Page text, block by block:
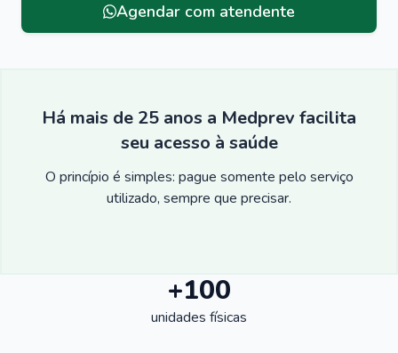
Agendar com atendente
Há mais de 25 anos a Medprev facilita
seu acesso à saúde
O princípio é simples: pague somente pelo serviço
utilizado, sempre que precisar.
+100
unidades físicas